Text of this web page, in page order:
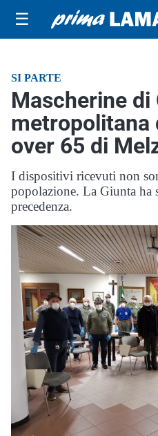
☰
SI PARTE
Mascherine di
metropolitana
over 65 di
I dispositivi ricevuti non
popolazione. La Giunta ha
precedenza.